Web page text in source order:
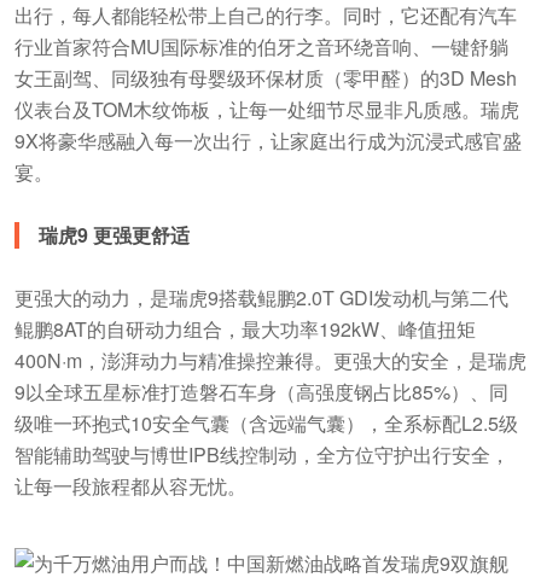
出行，每人都能轻松带上自己的行李。同时，它还配有汽车
行业首家符合MU国际标准的伯牙之音环绕音响、一键舒躺
女王副驾、同级独有母婴级环保材质（零甲醛）的3D Mesh
仪表台及TOM木纹饰板，让每一处细节尽显非凡质感。瑞虎
9X将豪华感融入每一次出行，让家庭出行成为沉浸式感官盛
宴。
瑞虎9 更强更舒适
更强大的动力，是瑞虎9搭载鲲鹏2.0T GDI发动机与第二代
鲲鹏8AT的自研动力组合，最大功率192kW、峰值扭矩
400N·m，澎湃动力与精准操控兼得。更强大的安全，是瑞虎
9以全球五星标准打造磐石车身（高强度钢占比85%）、同
级唯一环抱式10安全气囊（含远端气囊），全系标配L2.5级
智能辅助驾驶与博世IPB线控制动，全方位守护出行安全，
让每一段旅程都从容无忧。